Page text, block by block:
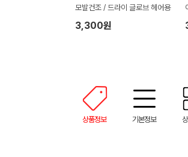
모발건조 / 드라이 글로브 헤어용
3,300원
상품정보 기본정보